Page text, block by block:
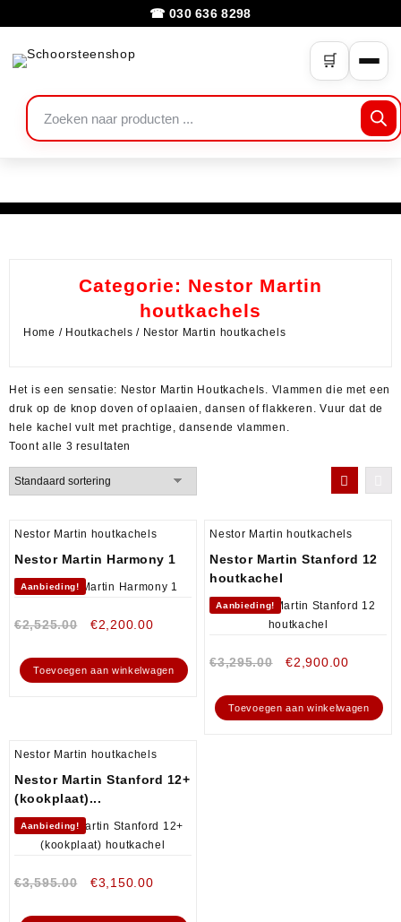
☎ 030 636 8298
🛒
Categorie: Nestor Martin
houtkachels
Home / Houtkachels / Nestor Martin houtkachels
Het is een sensatie: Nestor Martin Houtkachels. Vlammen die met een
druk op de knop doven of oplaaien, dansen of flakkeren. Vuur dat de
hele kachel vult met prachtige, dansende vlammen.
Toont alle 3 resultaten
Nestor Martin houtkachels
Nestor Martin Harmony 1
Aanbieding!
€2,525.00 €2,200.00
Toevoegen aan winkelwagen
Nestor Martin houtkachels
Nestor Martin Stanford 12
houtkachel
Aanbieding!
€3,295.00 €2,900.00
Toevoegen aan winkelwagen
Nestor Martin houtkachels
Nestor Martin Stanford 12+
(kookplaat)...
Aanbieding!
€3,595.00 €3,150.00